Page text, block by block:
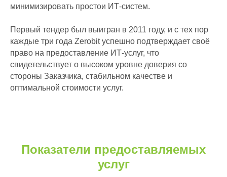
минимизировать простои ИТ-систем.
Первый тендер был выигран в 2011 году, и с тех пор
каждые три года Zerobit успешно подтверждает своё
право на предоставление ИТ-услуг, что
свидетельствует о высоком уровне доверия со
стороны Заказчика, стабильном качестве и
оптимальной стоимости услуг.
Показатели предоставляемых
услуг